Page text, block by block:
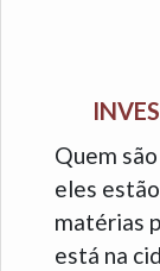
Quem
eles
matérias
está na